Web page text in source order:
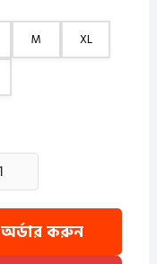
M
XL
অর্ডার করুন